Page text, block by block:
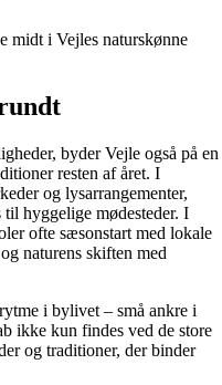
midt i Vejles naturskønne
byder Vejle også på en
resten af året. I
og lysarrangementer,
hyggelige mødesteder. I
ofte sæsonstart med lokale
naturens skiften med
i bylivet – små ankre i
ikke kun findes ved de store
og traditioner, der binder